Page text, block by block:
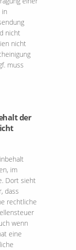
in
nicht
nicht
muss
der
im
Dort sieht
dass
rechtliche
wenn
eine